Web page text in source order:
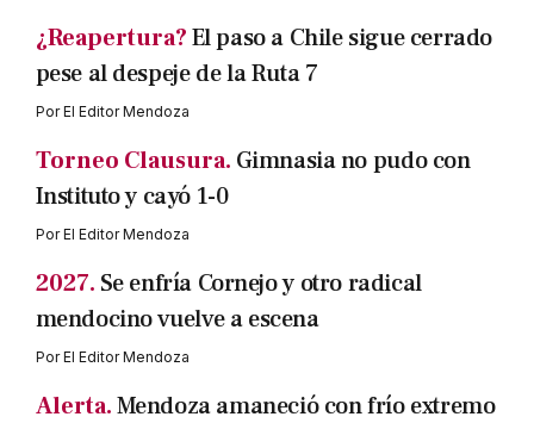
¿Reapertura?El paso a Chile sigue cerrado
pese al despeje de la Ruta 7
PorEl Editor Mendoza
Torneo Clausura. Gimnasia no pudo con
Instituto y cayó 1-0
PorEl Editor Mendoza
2027. Se enfría Cornejo y otro radical
mendocino vuelve a escena
PorEl Editor Mendoza
Alerta.Mendoza amaneció con frío extremo